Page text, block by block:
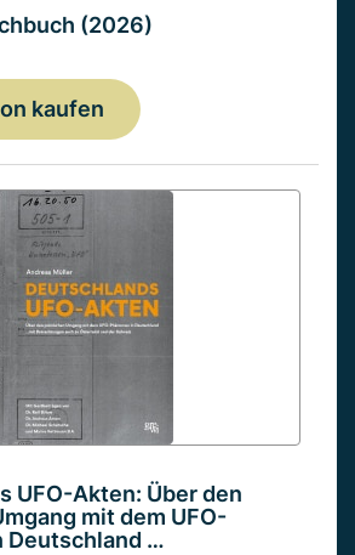
(2026)
kaufen
UFO-Akten: Über den
mit dem UFO-
Deutschland …